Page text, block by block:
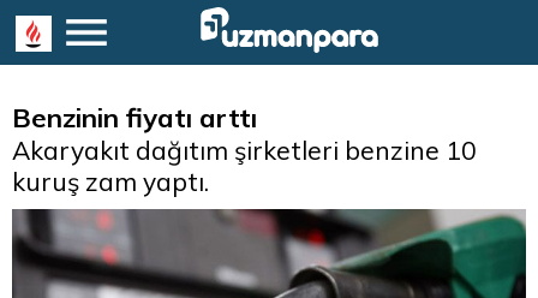
Benzinin fiyatı arttı
Akaryakıt dağıtım şirketleri benzine 10
kuruş zam yaptı.